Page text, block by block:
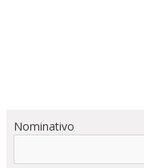
Nominativo